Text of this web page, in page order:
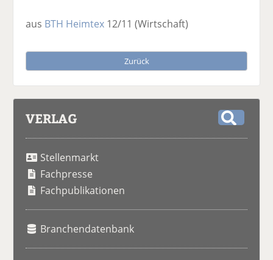
aus BTH Heimtex 12/11(Wirtschaft)
Zurück
VERLAG
Stellenmarkt
Fachpresse
Fachpublikationen
Branchendatenbank